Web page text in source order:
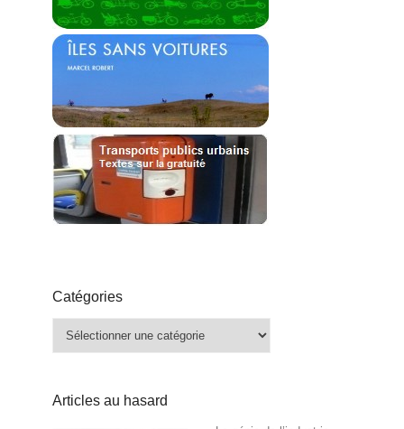
Catégories
Articles au hasard